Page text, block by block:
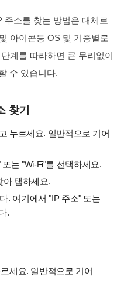
주소를 찾는 방법은 대체로
아이콘등 OS 및 기종별로
계를 따라하면 큰 무리없이
수 있습니다.
찾기
누르세요. 일반적으로 기어
는 "Wi-Fi"를 선택하세요.
아 탭하세요.
. 여기에서 "IP 주소" 또는
.
세요. 일반적으로 기어